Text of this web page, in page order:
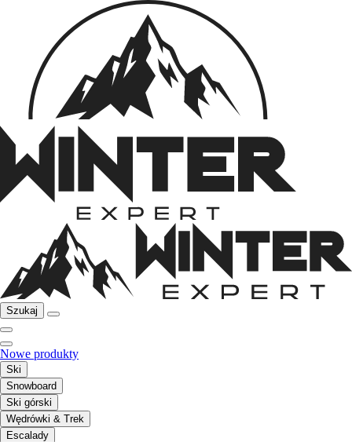
Szukaj
Nowe produkty
Ski
Snowboard
Ski górski
Wędrówki & Trek
Escalady